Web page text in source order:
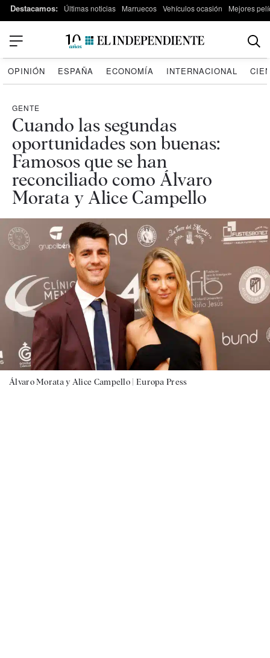
Destacamos: Últimas noticias Marruecos Vehículos ocasión Mejores
OPINIÓN ESPAÑA ECONOMÍA INTERNACIONAL
GENTE
Cuando las segundas
oportunidades son buenas:
Famosos que se han
reconciliado como Álvaro
Morata y Alice Campello
Álvaro Morata y Alice Campello | Europa Press